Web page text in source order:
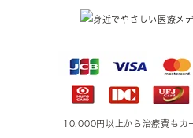
10,000円以上から治療費もカ